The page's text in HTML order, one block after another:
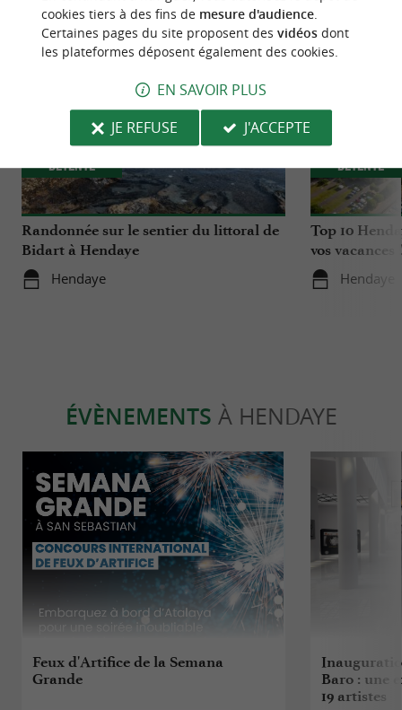
Randonnée sur le sentier du littoral de
Bidart à Hendaye
Hendaye
Détente
Top 10
vos vacances !
Hendaye
Détente
ÉVÈNEMENTS À HENDAYE
Feux d'Artifice de la Semana
Grande
Baro : une
19 artistes
cookies tiers à des fins de mesure d'audience.
Certaines pages du site proposent des vidéosdont
les plateformes déposent également des cookies.
EN SAVOIR PLUS
JE REFUSE
J'ACCEPTE